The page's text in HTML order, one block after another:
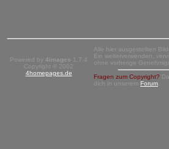
Powered by 4images 1.7.4
Copyright © 2002
4homepages.de
Alle hier ausgestellten
Ein weiterverwenden,
ohne vorherige
Fragen zum Copyright?
dich in unserem Forum